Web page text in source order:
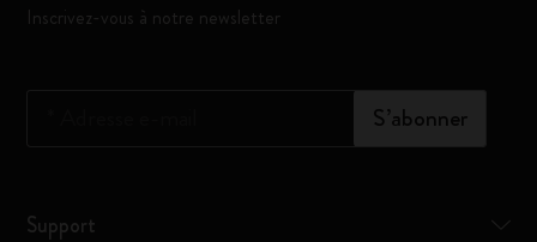
Inscrivez-vous à notre newsletter
S’abonner
Support